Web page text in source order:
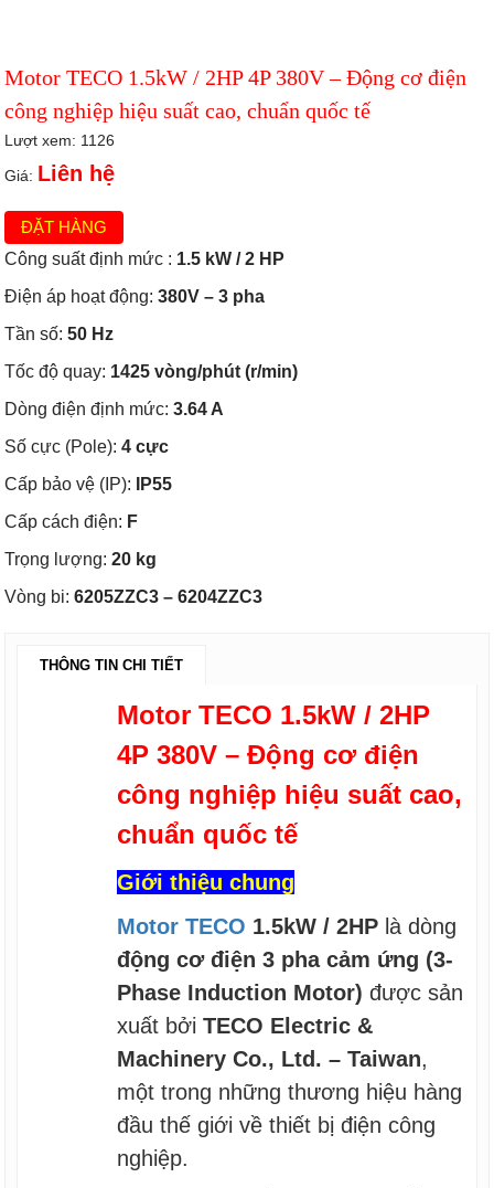
Motor TECO 1.5kW / 2HP 4P 380V – Động cơ điện
công nghiệp hiệu suất cao, chuẩn quốc tế
Lượt xem: 1126
Giá: Liên hệ
ĐẶT HÀNG
Công suất định mức : 1.5 kW / 2 HP
Điện áp hoạt động:380V – 3 pha
Tần số:50 Hz
Tốc độ quay: 1425 vòng/phút (r/min)
Dòng điện định mức:3.64 A
Số cực (Pole): 4 cực
Cấp bảo vệ (IP):
IP55
Cấp cách điện: F
Trọng lượng:20 kg
Vòng bi:6205ZZC3 – 6204ZZC3
THÔNG TIN CHI TIẾT
Motor TECO 1.5kW / 2HP
4P 380V – Động cơ điện
công nghiệp hiệu suất cao,
chuẩn quốc tế
Giới thiệu chung
Motor TECO 1.5kW / 2HP là dòng
động cơ điện 3 pha cảm ứng (3-
Phase Induction Motor) được sản
xuất bởiTECO Electric &
Machinery Co., Ltd. – Taiwan,
một trong những thương hiệu hàng
đầu thế giới về thiết bị điện công
nghiệp.